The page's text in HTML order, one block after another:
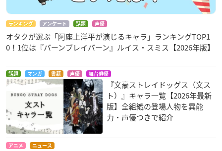
ランキング アンケート 話題 声優
オタクが選ぶ「阿座上洋平が演じるキャラ」ランキングTOP1
0！1位は『バーンブレイバーン』ルイス・スミス【2026年版】
話題 マンガ 書籍 声優 舞台俳優
『文豪ストレイドッグス（文ス
ト）』キャラ一覧【2026年最新
版】全組織の登場人物を異能
力・声優つきで紹介
アニメ ニュース